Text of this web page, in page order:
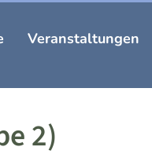
Veranstaltungen
2)